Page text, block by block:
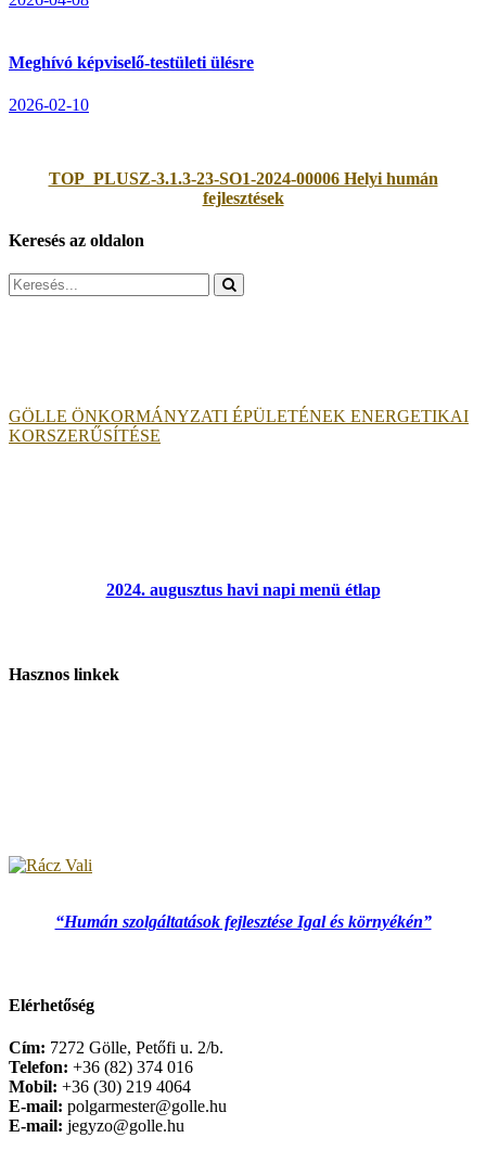
Meghívó képviselő-testületi ülésre
2026-02-10
TOP_PLUSZ-3.1.3-23-SO1-2024-00006 Helyi humán
fejlesztések
Keresés az oldalon
Search
for:
GÖLLE ÖNKORMÁNYZATI ÉPÜLETÉNEK ENERGETIKAI
KORSZERŰSÍTÉSE
2024. augusztus havi napi menü étlap
Hasznos linkek
“Humán szolgáltatások fejlesztése Igal és környékén”
Elérhetőség
Cím: 7272 Gölle, Petőfi u. 2/b.
Telefon: +36 (82) 374 016
Mobil: +36 (30) 219 4064
E-mail: polgarmester@golle.hu
E-mail: jegyzo@golle.hu